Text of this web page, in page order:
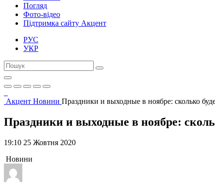
Погляд
Фото-відео
Підтримка сайту Акцент
РУС
УКР
Акцент Новини Праздники и выходные в ноябре: сколько
Праздники и выходные в ноябре:
19:10 25 Жовтня 2020
Новини